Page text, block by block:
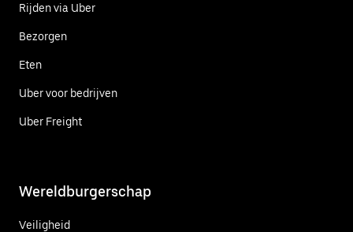
Rijden via Uber
Bezorgen
Eten
Uber voor bedrijven
Uber Freight
Wereldburgerschap
Veiligheid